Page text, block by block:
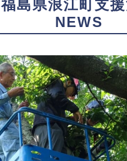
福島県浪江町支
NEWS